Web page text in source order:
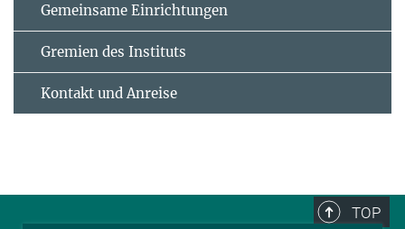
Gemeinsame Einrichtungen
Gremien des Instituts
Kontakt und Anreise
TOP